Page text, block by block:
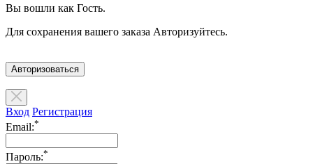
Вы вошли как Гость.
Для сохранения вашего заказа Авторизуйтесь.
Авторизоваться
Вход Регистрация
Email:*
Пароль:*